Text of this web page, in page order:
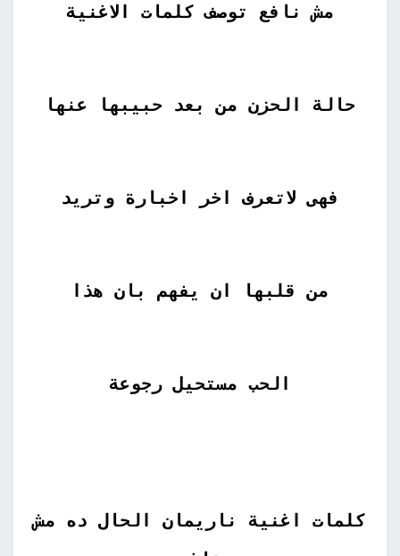
مش نافع توصف كلمات الاغنية
حالة الحزن من بعد حبيبها عنها
فهى لاتعرف اخر اخبارة وتريد
من قلبها ان يفهم بان هذا
الحب مستحيل رجوعة
كلمات اغنية ناريمان الحال ده مش